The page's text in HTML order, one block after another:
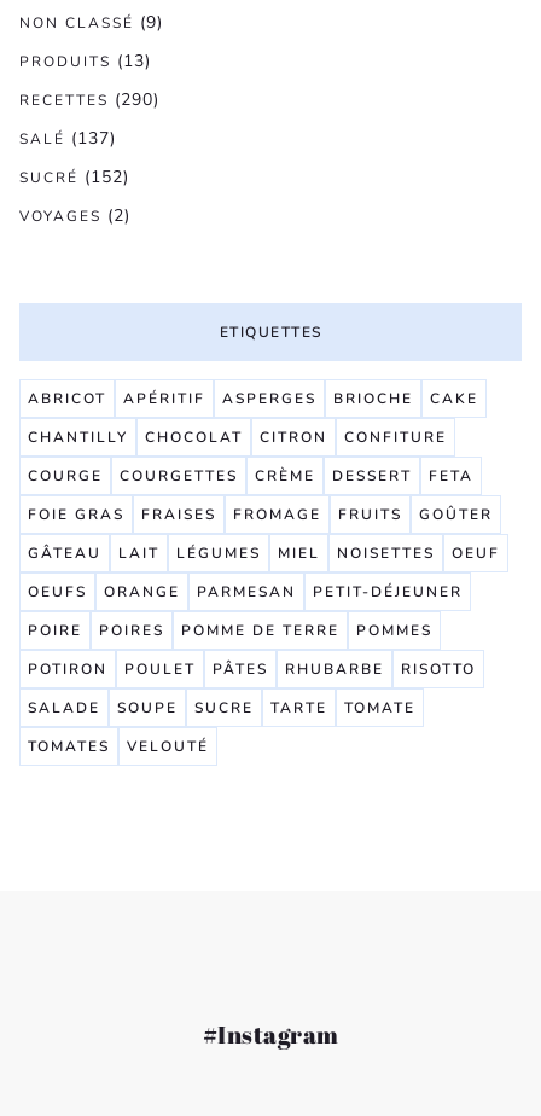
NON CLASSÉ (9)
PRODUITS (13)
RECETTES (290)
SALÉ (137)
SUCRÉ (152)
VOYAGES (2)
ETIQUETTES
ABRICOT APÉRITIF ASPERGES BRIOCHE
CAKE
CHANTILLY
CHOCOLAT CITRON
CONFITURE
COURGE
COURGETTES CRÈME DESSERT
FETA
FOIE GRAS
FRAISES FROMAGE FRUITS
GOÛTER
GÂTEAU
LAIT LÉGUMES MIEL NOISETTES
OEUF
OEUFS
ORANGE PARMESAN
PETIT-DÉJEUNER
POIRE
POIRES POMME DE TERRE
POMMES
POTIRON
POULET PÂTES RHUBARBE
RISOTTO
SALADE
SOUPE SUCRE TARTE
TOMATE
TOMATES
VELOUTÉ
#Instagram